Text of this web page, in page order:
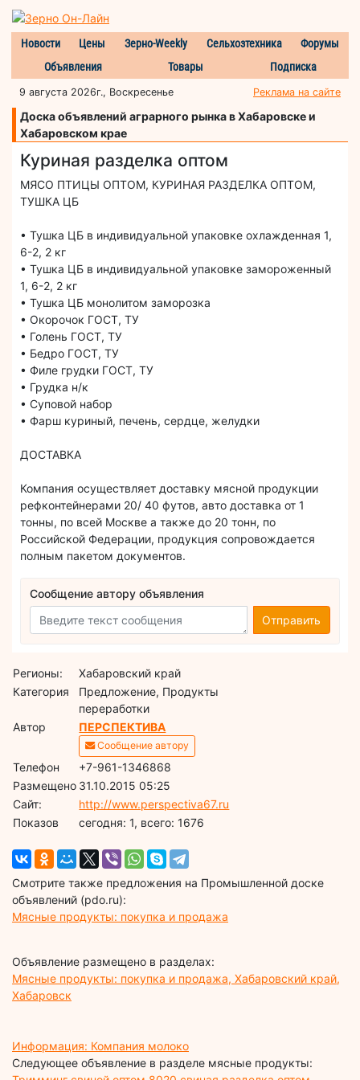
Новости Цены Зерно-Weekly Сельхозтехника
Форумы
Объявления
Товары Подписка
9 августа 2026г., Воскресенье Реклама на сайте
Доска объявлений аграрного рынка в Хабаровске и
Хабаровском крае
Куриная разделка оптом
МЯСО ПТИЦЫ ОПТОМ, КУРИНАЯ РАЗДЕЛКА ОПТОМ,
ТУШКА ЦБ
• Тушка ЦБ в индивидуальной упаковке охлажденная 1,
6-2, 2 кг
• Тушка ЦБ в индивидуальной упаковке замороженный
1, 6-2, 2 кг
• Тушка ЦБ монолитом заморозка
• Окорочок ГОСТ, ТУ
• Голень ГОСТ, ТУ
• Бедро ГОСТ, ТУ
• Филе грудки ГОСТ, ТУ
• Грудка н/к
• Суповой набор
• Фарш куриный, печень, сердце, желудки
ДОСТАВКА
Компания осуществляет доставку мясной продукции
рефконтейнерами 20/ 40 футов, авто доставка от 1
тонны, по всей Москве а также до 20 тонн, по
Российской Федерации, продукция сопровождается
полным пакетом документов.
Сообщение автору объявления
Отправить
Регионы:
Хабаровский край
Категория
Предложение, Продукты
переработки
Автор
ПЕРСПЕКТИВА
Сообщение автору
Телефон
+7-961-1346868
Размещено 31.10.2015 05:25
Сайт:
http://www.perspectiva67.ru
Показов
cегодня: 1, всего: 1676
Смотрите также предложения на Промышленной доске
объявлений (pdo.ru):
Мясные продукты: покупка и продажа
Объявление размещено в разделах:
Мясные продукты: покупка и продажа, Хабаровский край,
Хабаровск
Информация: Компания молоко
Следующее объявление в разделе мясные продукты: